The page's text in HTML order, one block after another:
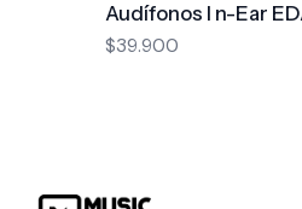
Audífonos I n-Ear
$39.900